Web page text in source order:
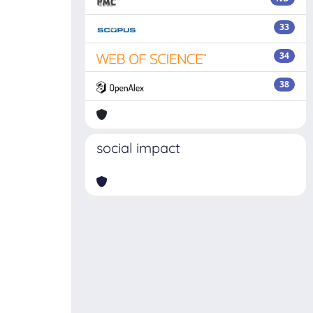
33
34
38
social impact